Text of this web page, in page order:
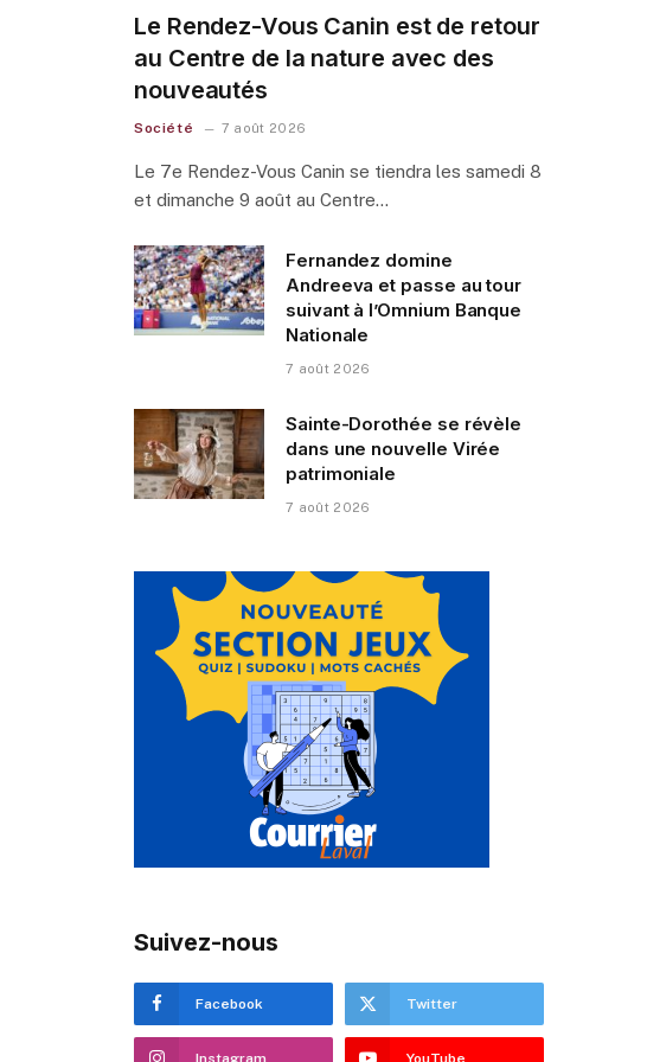
Le Rendez-Vous Canin est de retour
au Centre de la nature avec des
nouveautés
Société 7 août 2026
Le 7e Rendez-Vous Canin se tiendra les samedi 8
et dimanche 9 août au Centre…
Fernandez domine
Andreeva et passe au tour
suivant à l’Omnium Banque
Nationale
7 août 2026
Sainte-Dorothée se révèle
dans une nouvelle Virée
patrimoniale
7 août 2026
Suivez-nous
Facebook Twitter
Instagram YouTube